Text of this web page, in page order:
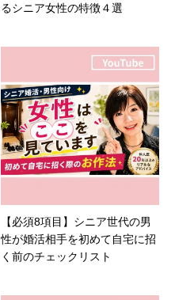
るシニア女性の特徴４選
【必須8項目】シニア世代の男
性が婚活相手を初めて自宅に招
く前のチェックリスト